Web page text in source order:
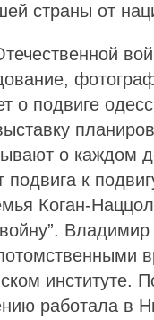
страны от
о подвиге
о каждом
к
Коган-
институте.
работала в